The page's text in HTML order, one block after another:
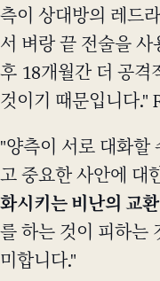
측이 상대방의 레드
서 벼랑 끝 전술을 사
후 18개월간 더 공격
것이기 때문입니다."
"양측이 서로 대화할
고 중요한 사안에 대
화시키는 비난의 교
를 하는 것이 피하는
미합니다."